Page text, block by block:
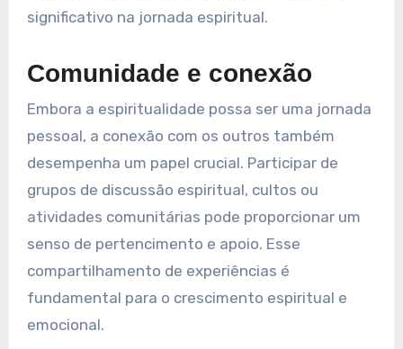
significativo na jornada espiritual.
Comunidade e conexão
Embora a espiritualidade possa ser uma jornada
pessoal, a conexão com os outros também
desempenha um papel crucial. Participar de
grupos de discussão espiritual, cultos ou
atividades comunitárias pode proporcionar um
senso de pertencimento e apoio. Esse
compartilhamento de experiências é
fundamental para o crescimento espiritual e
emocional.